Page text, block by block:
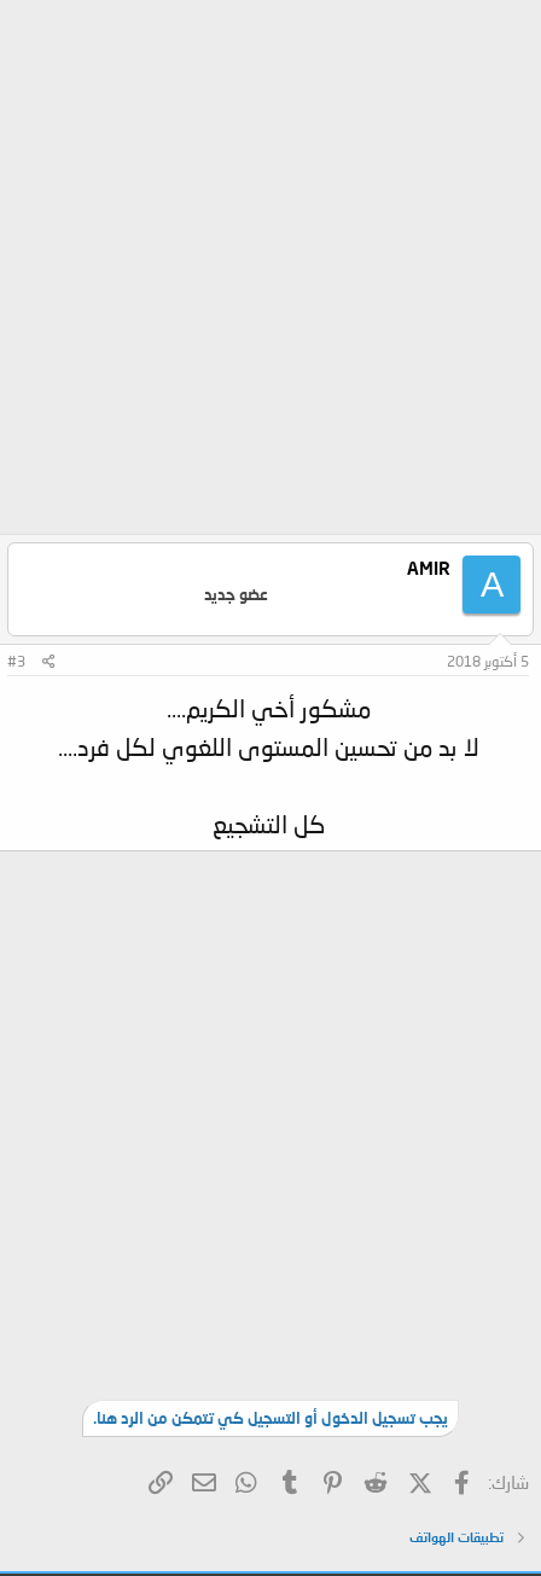
A
AMIR
عضو جديد
5 أكتوبر 2018 #3
مشكور أخي الكريم....
لا بد من تحسين المستوى اللغوي لكل فرد....
كل التشجيع
يجب تسجيل الدخول أو التسجيل كي تتمكن من الرد هنا.
شارك: فيسبوكX (Twitter)
Reddit
Pinterest
Tumblr
WhatsAppالبريد الإلكتروني
الرابط
تطبيقات الهواتف